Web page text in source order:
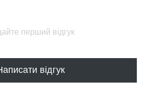
перший відгук
відгук